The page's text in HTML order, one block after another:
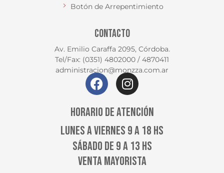
Botón de Arrepentimiento
CONTACTO
Av. Emilio Caraffa 2095, Córdoba.
Tel/Fax: (0351) 4802000 / 4870411
administracion@monzza.com.ar
HORARIO DE ATENCIÓN
LUNES A VIERNES 9 A 18 HS
SÁBADO DE 9 A 13 HS
VENTA MAYORISTA